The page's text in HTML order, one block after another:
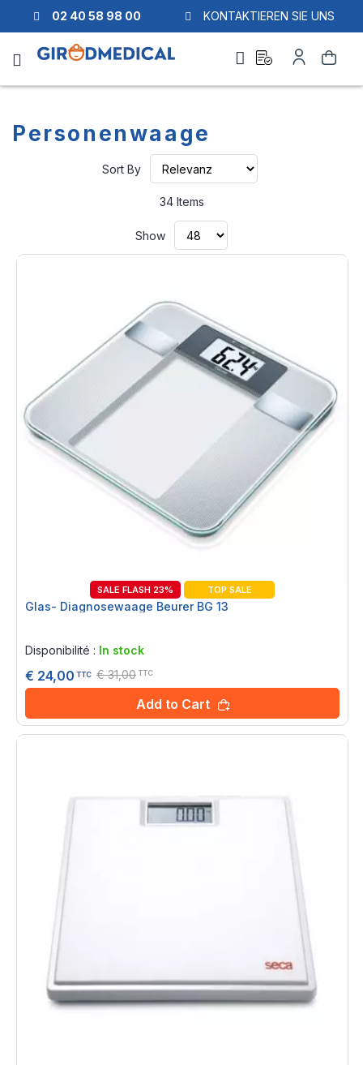
02 40 58 98 00 KONTAKTIEREN SIE UNS
Search
quote
Account
Personenwaage
Sort By
34Items
Show
SALE FLASH 23% TOP SALE
Glas- Diagnosewaage Beurer BG 13
Disponibilité : In stock
€ 24,00 TTC € 31,00 TTC
Add to Cart